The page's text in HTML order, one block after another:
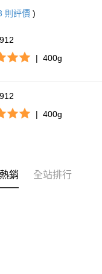
則評價 )
| 400g
| 400g
銷 全站排行